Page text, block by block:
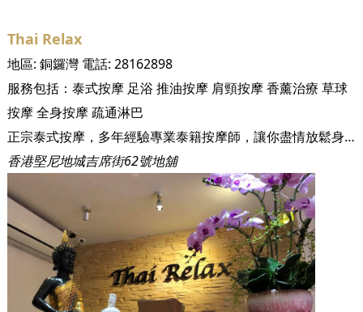
Thai Relax
地區: 銅鑼灣電話: 28162898
服務包括： 泰式按摩 足浴 推油按摩 肩頸按摩香薰治療 草球
按摩全身按摩疏通淋巴
正宗泰式按摩，多年經驗專業泰籍按摩師，讓你盡情放鬆身心的好去處。
香港堅尼地城吉席街62號地舖